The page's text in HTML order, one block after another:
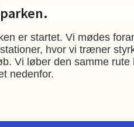
er startet. Vi mødes
hvor vi træner
Vi løber den samme
nedenfor.